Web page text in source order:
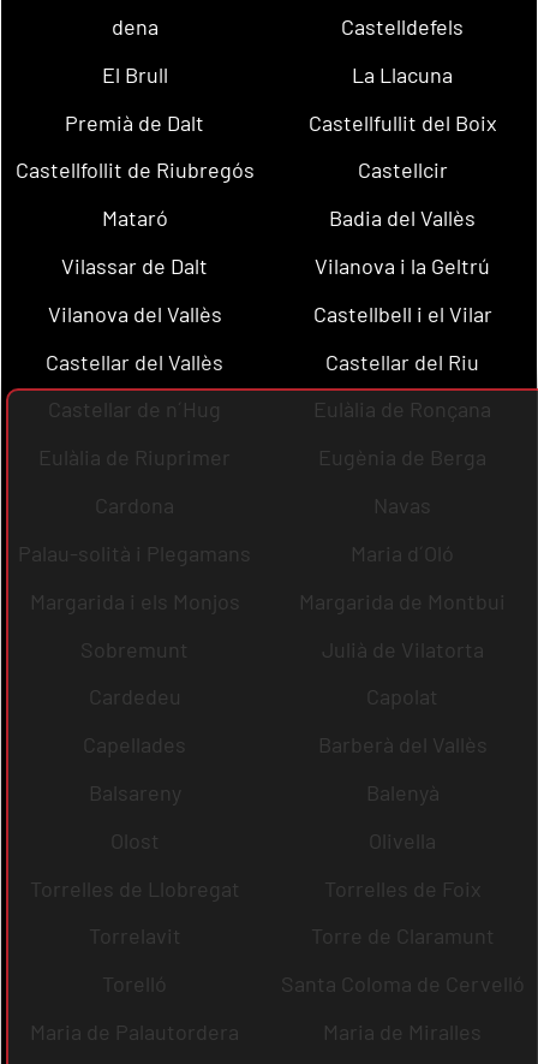
dena
Castelldefels
El Brull
La Llacuna
Premià de Dalt
Castellfullit del Boix
Castellfollit de Riubregós
Castellcir
Mataró
Badia del Vallès
Vilassar de Dalt
Vilanova i la Geltrú
Vilanova del Vallès
Castellbell i el Vilar
Castellar del Vallès
Castellar del Riu
Castellar de n´Hug
Eulàlia de Ronçana
Eulàlia de Riuprimer
Eugènia de Berga
Cardona
Navas
Palau-solità i Plegamans
Maria d´Oló
Margarida i els Monjos
Margarida de Montbui
Sobremunt
Julià de Vilatorta
Cardedeu
Capolat
Capellades
Barberà del Vallès
Balsareny
Balenyà
Olost
Olivella
Torrelles de Llobregat
Torrelles de Foix
Torrelavit
Torre de Claramunt
Torelló
Santa Coloma de Cervelló
Maria de Palautordera
Maria de Miralles